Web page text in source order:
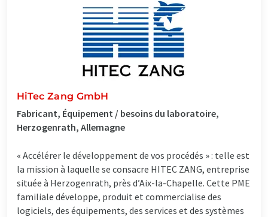
HiTec Zang GmbH
Fabricant, Équipement / besoins du laboratoire,
Herzogenrath, Allemagne
« Accélérer le développement de vos procédés » : telle est
la mission à laquelle se consacre HITEC ZANG, entreprise
située à Herzogenrath, près d’Aix-la-Chapelle. Cette PME
familiale développe, produit et commercialise des
logiciels, des équipements, des services et des systèmes